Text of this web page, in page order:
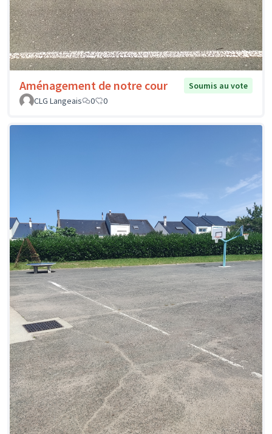
Aménagement de notre cour
Soumis au vote
CLG Langeais
0 0